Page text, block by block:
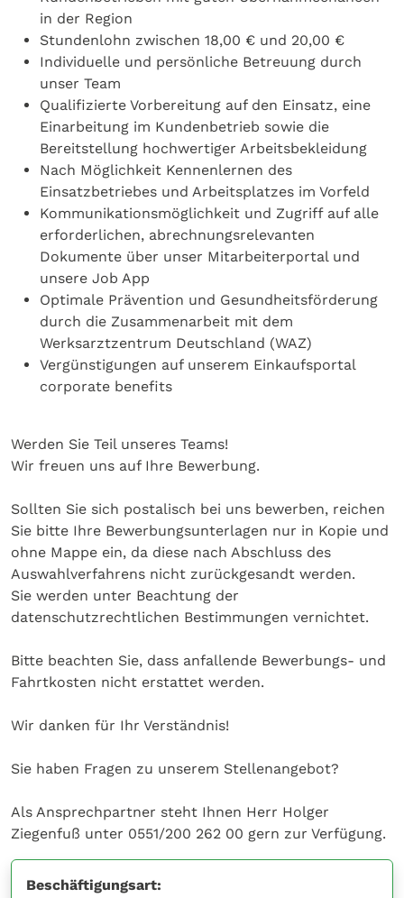
in der Region
Stundenlohn zwischen 18,00 € und 20,00 €
Individuelle und persönliche Betreuung durch
unser Team
Qualifizierte Vorbereitung auf den Einsatz, eine
Einarbeitung im Kundenbetrieb sowie die
Bereitstellung hochwertiger Arbeitsbekleidung
Nach Möglichkeit Kennenlernen des
Einsatzbetriebes und Arbeitsplatzes im Vorfeld
Kommunikationsmöglichkeit und Zugriff auf alle
erforderlichen, abrechnungsrelevanten
Dokumente über unser Mitarbeiterportal und
unsere Job App
Optimale Prävention und Gesundheitsförderung
durch die Zusammenarbeit mit dem
Werksarztzentrum Deutschland (WAZ)
Vergünstigungen auf unserem Einkaufsportal
corporate benefits
Werden Sie Teil unseres Teams!
Wir freuen uns auf Ihre Bewerbung.
Sollten Sie sich postalisch bei uns bewerben, reichen
Sie bitte Ihre Bewerbungsunterlagen nur in Kopie und
ohne Mappe ein, da diese nach Abschluss des
Auswahlverfahrens nicht zurückgesandt werden.
Sie werden unter Beachtung der
datenschutzrechtlichen Bestimmungen vernichtet.
Bitte beachten Sie, dass anfallende Bewerbungs- und
Fahrtkosten nicht erstattet werden.
Wir danken für Ihr Verständnis!
Sie haben Fragen zu unserem Stellenangebot?
Als Ansprechpartner steht Ihnen Herr Holger
Ziegenfuß unter 0551/200 262 00 gern zur Verfügung.
Beschäftigungsart: